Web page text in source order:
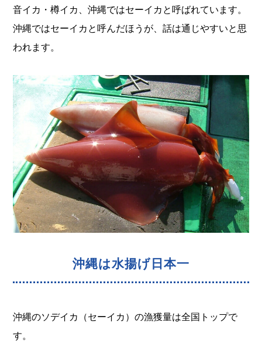
音イカ・樽イカ、沖縄ではセーイカと呼ばれています。
沖縄ではセーイカと呼んだほうが、話は通じやすいと思
われます。
沖縄は水揚げ日本一
沖縄のソデイカ（セーイカ）の漁獲量は全国トップで
す。